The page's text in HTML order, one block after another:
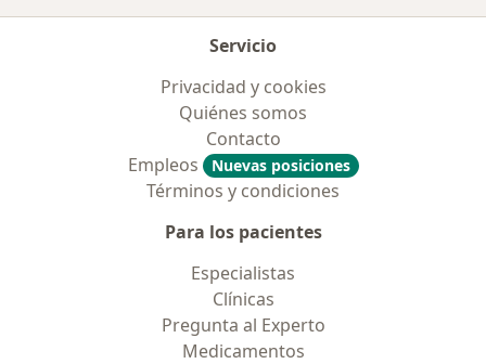
Servicio
Privacidad y cookies
Quiénes somos
Contacto
Empleos
Nuevas posiciones
Términos y condiciones
Para los pacientes
Especialistas
Clínicas
Pregunta al Experto
Medicamentos